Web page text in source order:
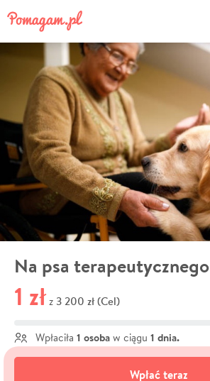
Na psa terapeutycznego
1 zł z 3 200 zł (Cel)
Wpłaciła 1 osoba w ciągu 1 dnia.
Wpłać teraz